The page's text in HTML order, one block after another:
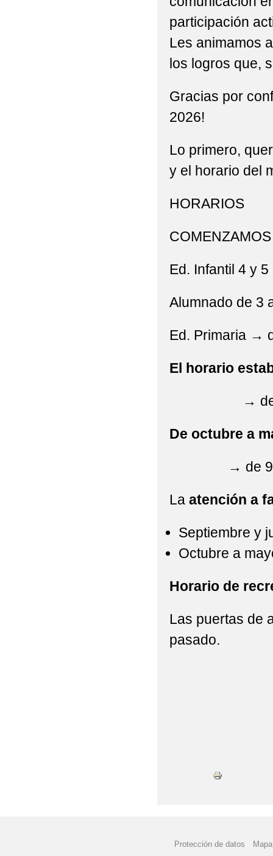
participación
Les animamos
los logros que,
Gracias por
2026!
Lo primero,
y el horario del
HORARIOS
Ed. Infantil 4 y
Alumnado de 3
Ed. Primaria →
El horario
→ de
De octubre a
→ de
La atención a
Septiembre y
Octubre a
Horario de
Las puertas de
pasado.
Protección de datos